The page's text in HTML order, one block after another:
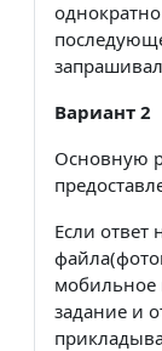
Вариант 2
Основную
Если ответ
мобильное
задание и